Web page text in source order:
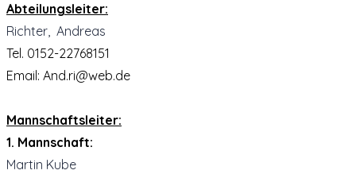
Abteilungsleiter:
Richter, Andreas
Tel. 0152-22768151
Email: And.ri@web.de
Mannschaftsleiter:
1. Mannschaft:
Martin Kube